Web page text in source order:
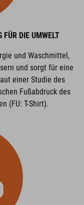
DIE UMWELT
und Waschmittel,
und sorgt für eine
einer Studie des
Fußabdruck des
(FU: T-Shirt).